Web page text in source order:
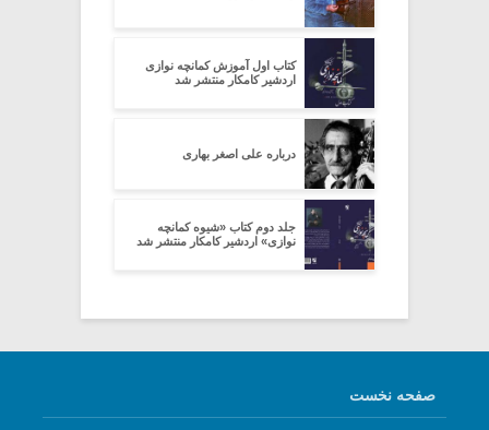
کتاب اول آموزش کمانچه نوازی
اردشیر کامکار منتشر شد
درباره علی اصغر بهاری
جلد دوم کتاب «شیوه کمانچه
نوازی» اردشیر کامکار منتشر شد
صفحه نخست